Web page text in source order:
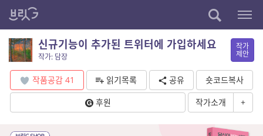
신규기능이 추가된 트위터에 가입하세요
작가: 담장
작가
제안
작품공감 41 읽기목록 공유
숏코드복사
후원
작가소개 +